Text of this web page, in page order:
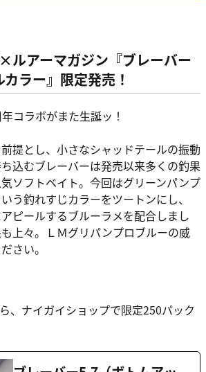
ルアーマガジン『ブレーバー
ラー』限定発売！
コラボがまた生誕ッ！
提とし、小さなシャッドテールの振動
込むブレーバーは発売以来多くの釣果
ソフトベイト。今回はグリーンパンプ
う釣れすじカラーをツートンにし、
ピールするブルーラメを配合しまし
上々。ＬＭグリパンプロブルーの威
さい。
、ナイガイショップで限定250パック